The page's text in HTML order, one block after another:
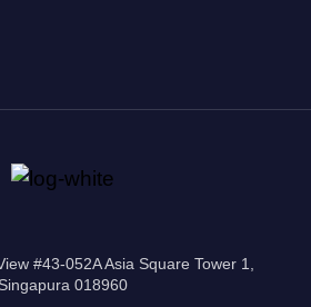
#43-052A Asia Square Tower 1,
Singapura 018960